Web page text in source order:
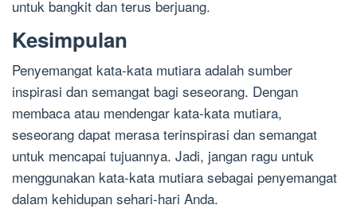
untuk bangkit dan terus berjuang.
Kesimpulan
Penyemangat kata-kata mutiara adalah sumber
inspirasi dan semangat bagi seseorang. Dengan
membaca atau mendengar kata-kata mutiara,
seseorang dapat merasa terinspirasi dan semangat
untuk mencapai tujuannya. Jadi, jangan ragu untuk
menggunakan kata-kata mutiara sebagai penyemangat
dalam kehidupan sehari-hari Anda.